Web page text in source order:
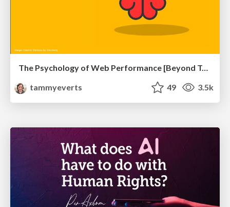
The Psychology of Web Performance [Beyond Tellerrand 2023]
tammyeverts
49 3.5k